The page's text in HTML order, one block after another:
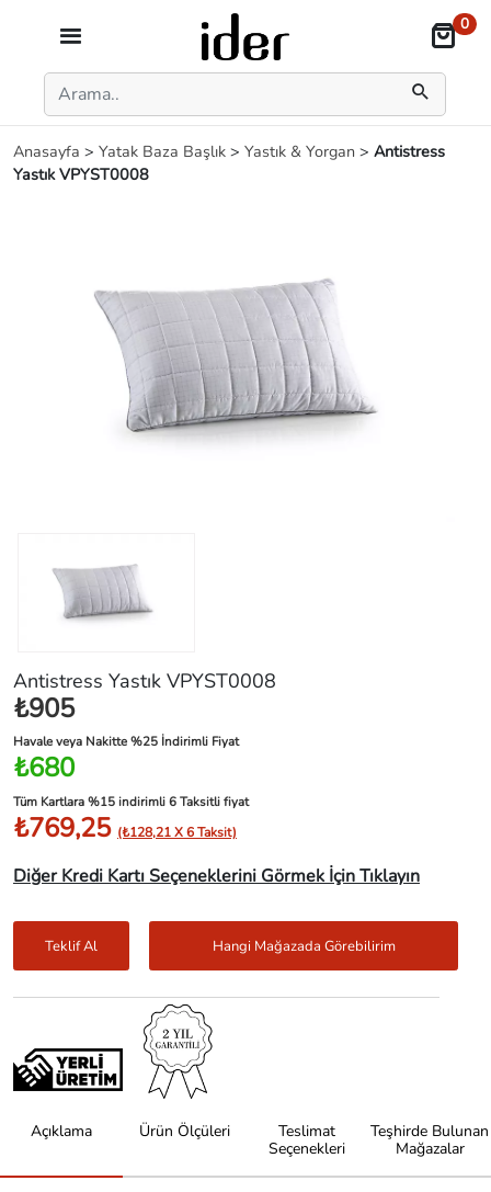
0
Anasayfa > Yatak Baza Başlık > Yastık & Yorgan > Antistress
Yastık VPYST0008
Antistress Yastık VPYST0008
₺905
Havale veya Nakitte %25 İndirimli Fiyat
₺680
Tüm Kartlara %15 indirimli 6 Taksitli fiyat
₺769,25 (₺128,21 X 6 Taksit)
Diğer Kredi Kartı Seçeneklerini Görmek İçin Tıklayın
Teklif Al Hangi Mağazada Görebilirim
Açıklama Ürün Ölçüleri
Teslimat
Seçenekleri
Teşhirde Bulunan
Mağazalar